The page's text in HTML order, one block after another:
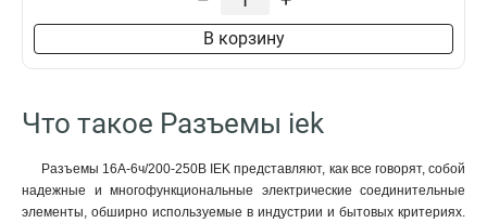
024
015
014
1
013 1
ВБп3-1-0м 4
РБп14-1-0м 5
В корзину
Что такое Разъемы iek
Разъемы 16А-6ч/200-250В IEK представляют, как все говорят, собой
надежные и многофункциональные электрические соединительные
элементы, обширно используемые в индустрии и бытовых критериях.